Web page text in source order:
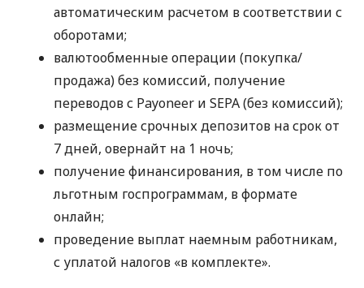
автоматическим расчетом в соответствии с
оборотами;
валютообменные операции (покупка/
продажа) без комиссий, получение
переводов с Payoneer и SEPA (без комиссий);
размещение срочных депозитов на срок от
7 дней, овернайт на 1 ночь;
получение финансирования, в том числе по
льготным госпрограммам, в формате
онлайн;
проведение выплат наемным работникам,
с уплатой налогов «в комплекте».